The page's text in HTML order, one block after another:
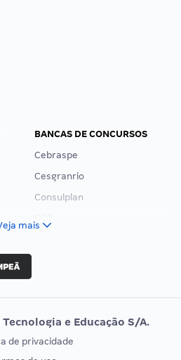
BANCAS DE CONCURSOS
Cebraspe
Cesgranrio
Consulplan
Vunesp
EXAME DE ORDEM
mais
e Educação S/A.
de privacidade